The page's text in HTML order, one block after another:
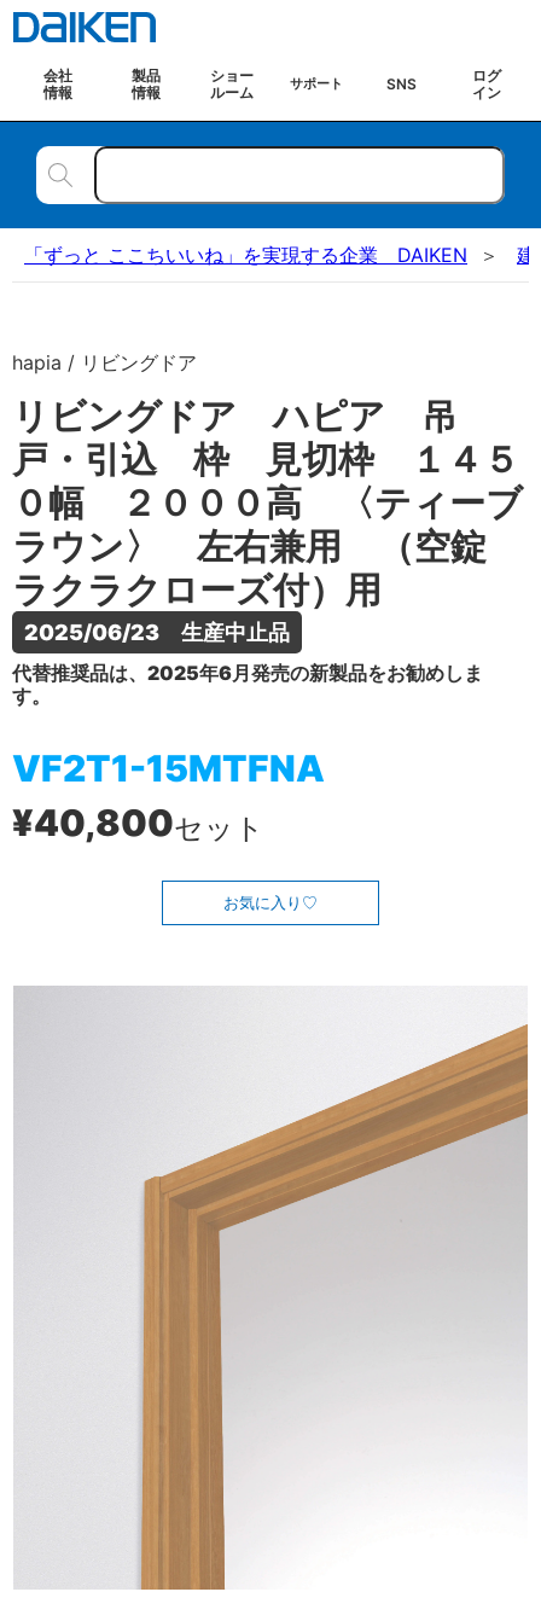
会社
情報
製品
情報
ショー
ルーム
サポート SNS
ログ
イン
「ずっと ここちいいね」を実現する企業 DAIKEN 建
hapia / リビングドア
リビングドア ハピア 吊
戸・引込 枠 見切枠 １４５
０幅 ２０００高 〈ティーブ
ラウン〉 左右兼用 （空錠
ラクラクローズ付）用
2025/06/23　生産中止品
代替推奨品は、2025年6月発売の新製品をお勧めしま
す。
VF2T1-15MTFNA
¥40,800セット
お気に入り